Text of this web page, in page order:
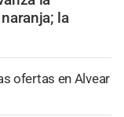
la
ofertas en Alvear